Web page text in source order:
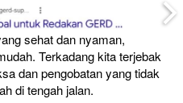
sehat dan nyaman,
Terkadang kita terjebak
dan pengobatan yang tidak
di tengah jalan.